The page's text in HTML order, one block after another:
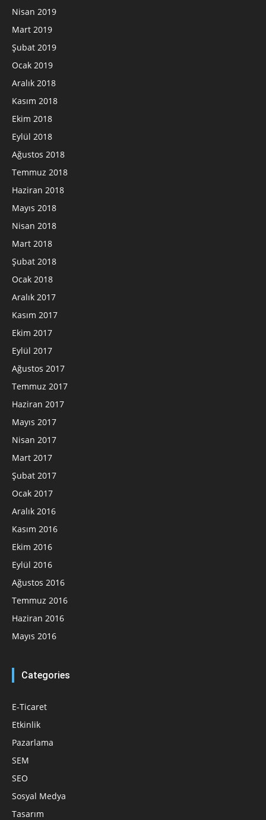
Nisan 2019
Mart 2019
Şubat 2019
Ocak 2019
Aralık 2018
Kasım 2018
Ekim 2018
Eylül 2018
Ağustos 2018
Temmuz 2018
Haziran 2018
Mayıs 2018
Nisan 2018
Mart 2018
Şubat 2018
Ocak 2018
Aralık 2017
Kasım 2017
Ekim 2017
Eylül 2017
Ağustos 2017
Temmuz 2017
Haziran 2017
Mayıs 2017
Nisan 2017
Mart 2017
Şubat 2017
Ocak 2017
Aralık 2016
Kasım 2016
Ekim 2016
Eylül 2016
Ağustos 2016
Temmuz 2016
Haziran 2016
Mayıs 2016
Categories
E-Ticaret
Etkinlik
Pazarlama
SEM
SEO
Sosyal Medya
Tasarım